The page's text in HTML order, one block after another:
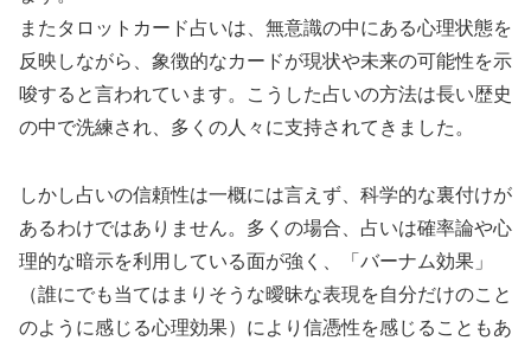
またタロットカード占いは、無意識の中にある心理状態を
反映しながら、象徴的なカードが現状や未来の可能性を示
唆すると言われています。こうした占いの方法は長い歴史
の中で洗練され、多くの人々に支持されてきました。
しかし占いの信頼性は一概には言えず、科学的な裏付けが
あるわけではありません。多くの場合、占いは確率論や心
理的な暗示を利用している面が強く、「バーナム効果」
（誰にでも当てはまりそうな曖昧な表現を自分だけのこと
のように感じる心理効果）により信憑性を感じることもあ